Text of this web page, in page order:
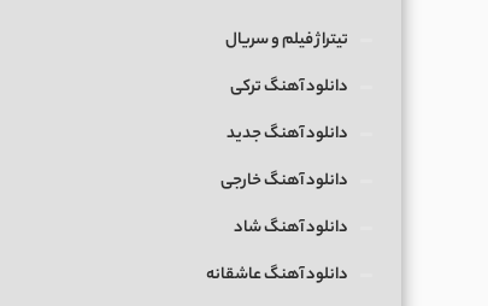
تیتراژ فیلم و سریال
دانلود آهنگ ترکی
دانلود آهنگ جدید
دانلود آهنگ خارجی
دانلود آهنگ شاد
دانلود آهنگ عاشقانه